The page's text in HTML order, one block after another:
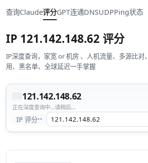
查询Claude评分GPT连通DNSUDPPing状态
IP 121.142.148.62 评分
IP深度查询，家宽 or 机房 、人机流量、多源比对
用、黑名单、全球延迟一手掌握
121.142.148.62
正在深度查询中...请稍后...
IP 评分··